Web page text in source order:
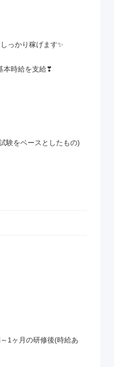
っかり稼げます✨
本時給を支給❣
験をベースとしたもの)
1ヶ月の研修後(時給あ